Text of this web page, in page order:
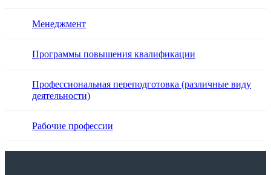
Менеджмент
Программы повышения квалификации
Профессиональная переподготовка (различные виду
деятельности)
Рабочие профессии